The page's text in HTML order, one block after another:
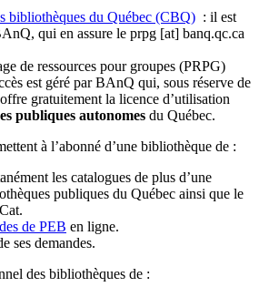
bibliothèques du Québec (CBQ) : il est
qui en assure le prpg [at] banq.qc.ca
de ressources pour groupes (PRPG)
est géré par BAnQ qui, sous réserve de
gratuitement la licence d’utilisation
publiques autonomes du Québec.
à l’abonné d’une bibliothèque de :
les catalogues de plus d’une
publiques du Québec ainsi que le
de PEB en ligne.
ses demandes.
des bibliothèques de :